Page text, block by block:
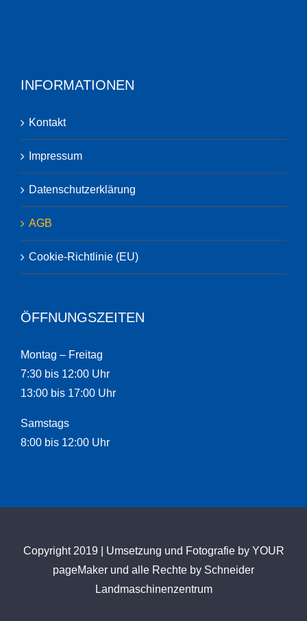
INFORMATIONEN
Kontakt
Impressum
Datenschutzerklärung
AGB
Cookie-Richtlinie (EU)
ÖFFNUNGSZEITEN
Montag – Freitag
7:30 bis 12:00 Uhr
13:00 bis 17:00 Uhr
Samstags
8:00 bis 12:00 Uhr
Copyright 2019 | Umsetzung und Fotografie by YOUR
pageMaker und alle Rechte by Schneider
Landmaschinenzentrum